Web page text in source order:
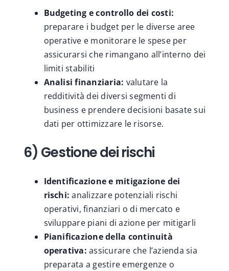
Budgeting e controllo dei costi:
preparare i budget per le diverse aree
operative e monitorare le spese per
assicurarsi che rimangano all’interno dei
limiti stabiliti
Analisi finanziaria: valutare la
redditività dei diversi segmenti di
business e prendere decisioni basate sui
dati per ottimizzare le risorse.
6) Gestione dei rischi
Identificazione e mitigazione dei
rischi: analizzare potenziali rischi
operativi, finanziari o di mercato e
sviluppare piani di azione per mitigarli
Pianificazione della continuità
operativa: assicurare che l’azienda sia
preparata a gestire emergenze o